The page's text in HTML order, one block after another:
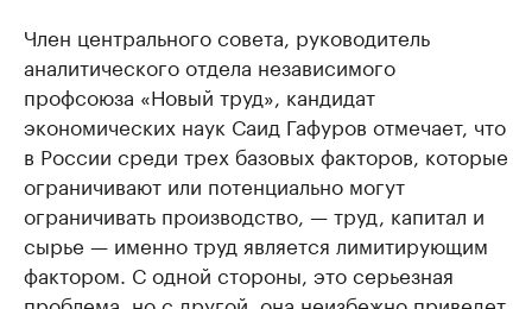
Член центрального совета, руководитель
аналитического отдела независимого
профсоюза «Новый труд», кандидат
экономических наук Саид Гафуров отмечает, что
в России среди трех базовых факторов, которые
ограничивают или потенциально могут
ограничивать производство, — труд, капитал и
сырье — именно труд является лимитирующим
фактором. С одной стороны, это серьезная